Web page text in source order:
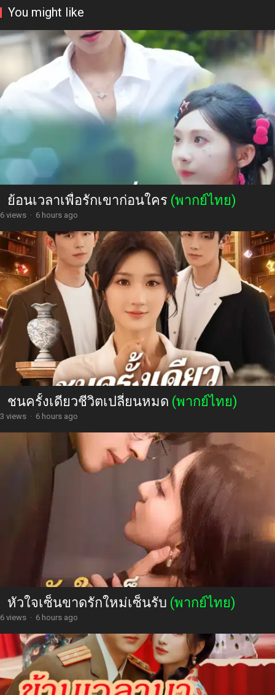
You might like
ย้อนเวลาเพื่อรักเขาก่อนใคร (พากย์ไทย)
6 views · 6 hours ago
ชนครั้งเดียวชีวิตเปลี่ยนหมด (พากย์ไทย)
3 views · 6 hours ago
หัวใจเซ็นขาดรักใหม่เซ็นรับ (พากย์ไทย)
6 views · 6 hours ago